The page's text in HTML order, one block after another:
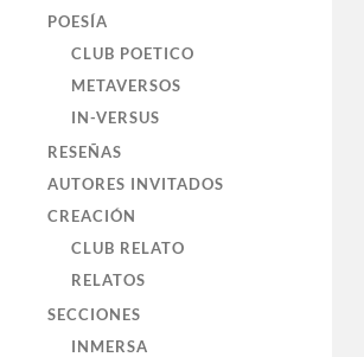
POESÍA
CLUB POETICO
METAVERSOS
IN-VERSUS
RESEÑAS
AUTORES INVITADOS
CREACIÓN
CLUB RELATO
RELATOS
SECCIONES
INMERSA